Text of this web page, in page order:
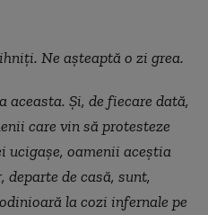
Ne așteaptă o zi grea.
Și, de fiecare dată,
care vin să protesteze
oamenii aceștia
de casă, sunt,
la cozi infernale pe